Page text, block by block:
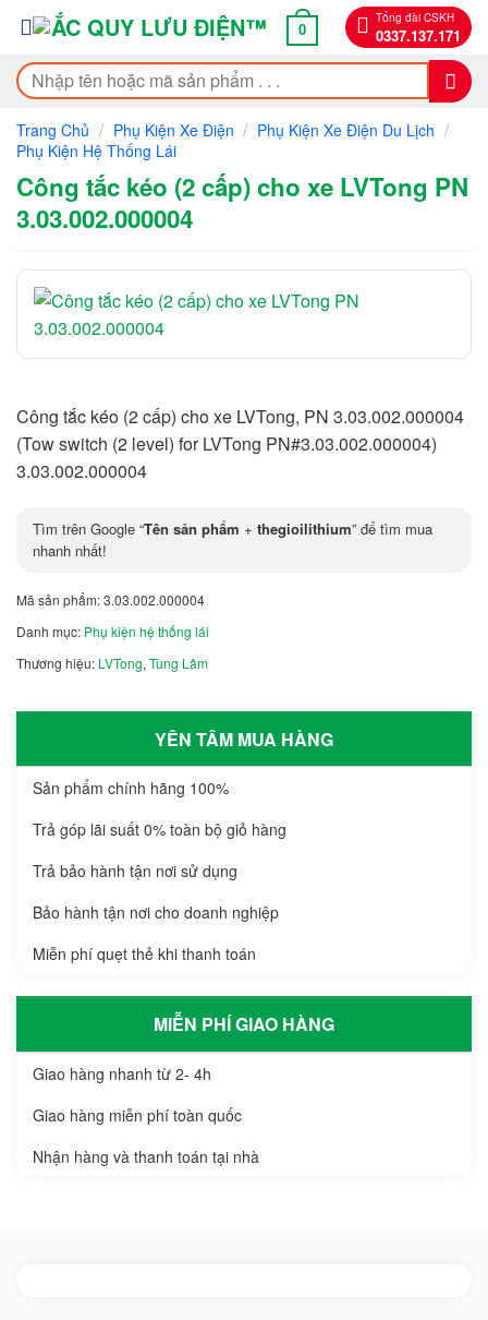
qua
nội
dung
0
Tổng đài CSKH
0337.137.171
Tìm
kiếm:
Trang Chủ / Phụ Kiện Xe Điện / Phụ Kiện Xe Điện Du Lịch /
Phụ Kiện Hệ Thống Lái
Công tắc kéo (2 cấp) cho xe LVTong PN
3.03.002.000004
Công tắc kéo (2 cấp) cho xe LVTong, PN 3.03.002.000004
(Tow switch (2 level) for LVTong PN#3.03.002.000004)
3.03.002.000004
Tìm trên Google “Tên sản phẩm + thegioilithium” để tìm mua
nhanh nhất!
Mã sản phẩm:3.03.002.000004
Danh mục: Phụ kiện hệ thống lái
Thương hiệu: LVTong, Tùng Lâm
YÊN TÂM MUA HÀNG
Sản phẩm chính hãng 100%
Trả góp lãi suất 0% toàn bộ giỏ hàng
Trả bảo hành tận nơi sử dụng
Bảo hành tận nơi cho doanh nghiệp
Miễn phí quẹt thẻ khi thanh toán
MIỄN PHÍ GIAO HÀNG
Giao hàng nhanh từ 2- 4h
Giao hàng miễn phí toàn quốc
Nhận hàng và thanh toán tại nhà